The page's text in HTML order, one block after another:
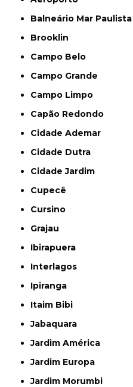
Balneário Mar Paulista
Brooklin
Campo Belo
Campo Grande
Campo Limpo
Capão Redondo
Cidade Ademar
Cidade Dutra
Cidade Jardim
Cupecê
Cursino
Grajau
Ibirapuera
Interlagos
Ipiranga
Itaim Bibi
Jabaquara
Jardim América
Jardim Europa
Jardim Morumbi